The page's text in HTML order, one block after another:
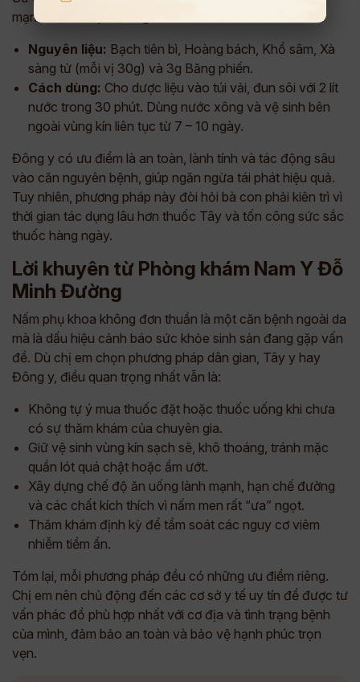
mạnh để làm sạch vùng kín:
Nguyên liệu: Bạch tiên bì, Hoàng bách, Khổ sâm, Xà
sàng tử (mỗi vị 30g) và 3g Băng phiến.
Cách dùng: Cho dược liệu vào túi vải, đun sôi với 2 lít
nước trong 30 phút. Dùng nước xông và vệ sinh bên
ngoài vùng kín liên tục từ 7 – 10 ngày.
Đông y có ưu điểm là an toàn, lành tính và tác động sâu
vào căn nguyên bệnh, giúp ngăn ngừa tái phát hiệu quả.
Tuy nhiên, phương pháp này đòi hỏi bà con phải kiên trì vì
thời gian tác dụng lâu hơn thuốc Tây và tốn công sức sắc
thuốc hàng ngày.
Lời khuyên từ Phòng khám Nam Y Đỗ
Minh Đường
Nấm phụ khoa không đơn thuần là một căn bệnh ngoài da
mà là dấu hiệu cảnh báo sức khỏe sinh sản đang gặp vấn
đề. Dù chị em chọn phương pháp dân gian, Tây y hay
Đông y, điều quan trọng nhất vẫn là:
Không tự ý mua thuốc đặt hoặc thuốc uống khi chưa
có sự thăm khám của chuyên gia.
Giữ vệ sinh vùng kín sạch sẽ, khô thoáng, tránh mặc
quần lót quá chật hoặc ẩm ướt.
Xây dựng chế độ ăn uống lành mạnh, hạn chế đường
và các chất kích thích vì nấm men rất “ưa” ngọt.
Thăm khám định kỳ để tầm soát các nguy cơ viêm
nhiễm tiềm ẩn.
Tóm lại, mỗi phương pháp đều có những ưu điểm riêng.
Chị em nên chủ động đến các cơ sở y tế uy tín để được tư
vấn phác đồ phù hợp nhất với cơ địa và tình trạng bệnh
của mình, đảm bảo an toàn và bảo vệ hạnh phúc trọn
vẹn.